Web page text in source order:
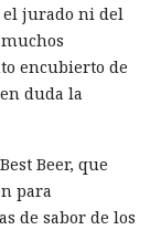
el jurado ni del
encubierto de
duda la
Beer, que
para
de sabor de los